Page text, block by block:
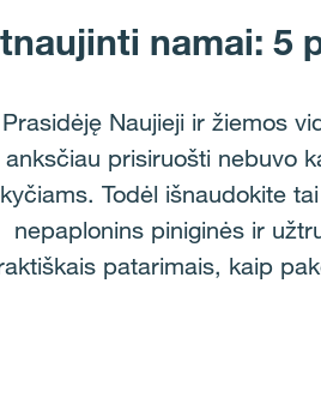
namai:
Prasidėję Naujieji ir žiemos
anksčiau prisiruošti nebuvo
Todėl išnaudokite
nepaplonins piniginės ir
patarimais, kaip